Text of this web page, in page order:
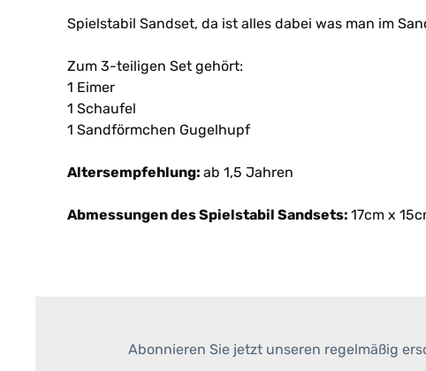
Spielstabil Sandset, da ist alles dabei was man im
Zum 3-teiligen Set gehört:
1 Eimer
1 Schaufel
1 Sandförmchen Gugelhupf
Altersempfehlung: ab 1,5 Jahren
Abmessungen des Spielstabil Sandsets: 17cm x
Abonnieren Sie jetzt unseren regelmäßig